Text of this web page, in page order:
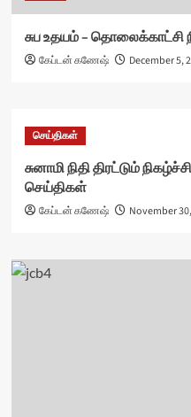
சுப உதயம் – தொலைக்காட்சி
கேப்டன் கணேஷ் December 5,
செய்திகள்
சுனாமி நிதி திரட்டும்
செய்திகள்
கேப்டன் கணேஷ் November